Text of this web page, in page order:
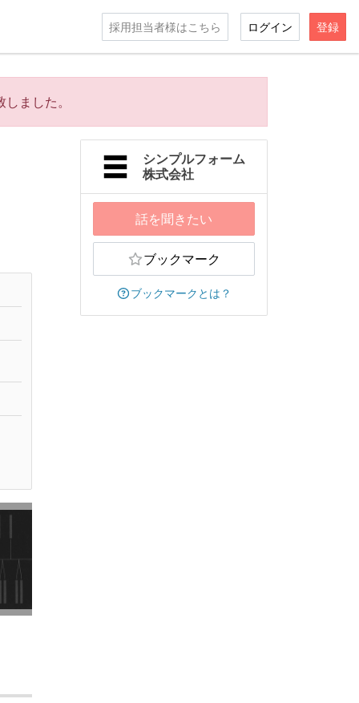
採用担当者様はこちら ログイン 登録
ました。
シンプルフォーム
株式会社
話を聞きたい
ブックマーク
ブックマークとは？